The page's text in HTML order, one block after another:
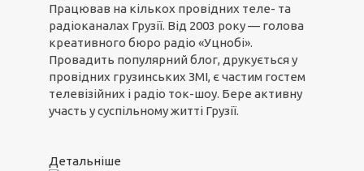
Працював на кількох провідних теле- та
радіоканалах Грузії. Від 2003 року — голова
креативного бюро радіо «Уцнобі».
Провадить популярний блог, друкується у
провідних грузинських ЗМІ, є частим гостем
телевізійних і радіо ток-шоу. Бере активну
участь у суспільному житті Грузії.
Детальніше